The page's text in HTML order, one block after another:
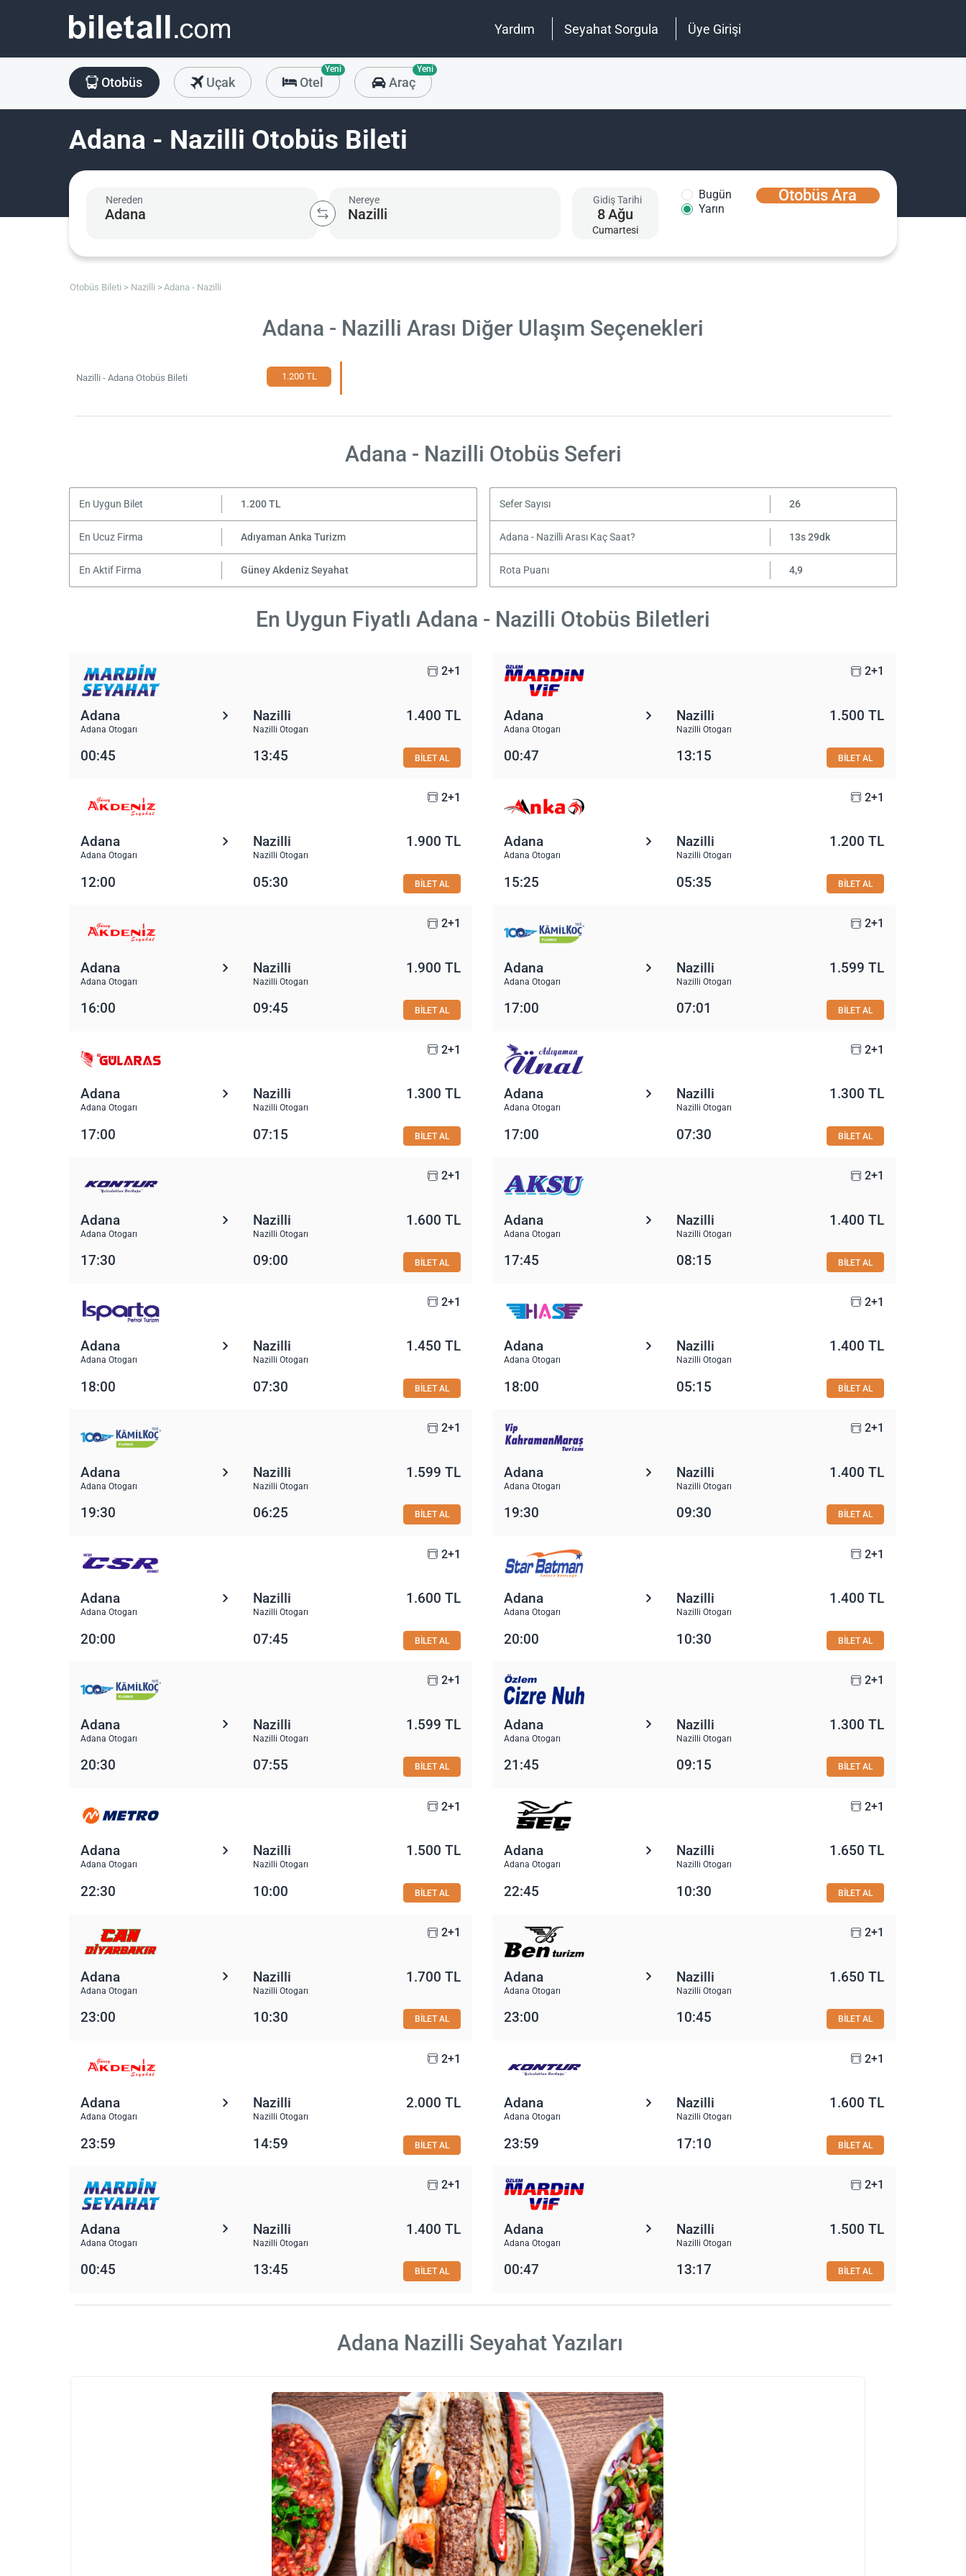
Yardım Seyahat Sorgula Üye Girişi
Otobüs Uçak Otel
Yeni
Araç
Yeni
Adana - Nazilli Otobüs Bileti
Nereden Nereye Gidiş Tarihi
8Ağu
Cumartesi
Bugün
Yarın
Otobüs Ara
Otobüs Bileti Nazilli Adana - Nazilli
Adana - Nazilli Arası Diğer Ulaşım Seçenekleri
Nazilli - Adana Otobüs Bileti 1.200 TL
Adana - Nazilli Otobüs Seferi
En Uygun Bilet 1.200 TL Sefer Sayısı 26
En Ucuz Firma Adıyaman Anka Turizm Adana - Nazilli Arası Kaç Saat? 13s 29dk
En Aktif Firma Güney Akdeniz Seyahat Rota Puanı 4,9
En Uygun Fiyatlı Adana - Nazilli Otobüs Biletleri
2+1
Adana
Adana Otogarı
Nazilli
Nazilli Otogarı
1.400 TL
00:45 13:45 BİLET AL
2+1
Adana
Adana Otogarı
Nazilli
Nazilli Otogarı
1.500 TL
00:47 13:15 BİLET AL
2+1
Adana
Adana Otogarı
Nazilli
Nazilli Otogarı
1.900 TL
12:00 05:30 BİLET AL
2+1
Adana
Adana Otogarı
Nazilli
Nazilli Otogarı
1.200 TL
15:25 05:35 BİLET AL
2+1
Adana
Adana Otogarı
Nazilli
Nazilli Otogarı
1.900 TL
16:00 09:45 BİLET AL
2+1
Adana
Adana Otogarı
Nazilli
Nazilli Otogarı
1.599 TL
17:00 07:01 BİLET AL
2+1
Adana
Adana Otogarı
Nazilli
Nazilli Otogarı
1.300 TL
17:00 07:15 BİLET AL
2+1
Adana
Adana Otogarı
Nazilli
Nazilli Otogarı
1.300 TL
17:00 07:30 BİLET AL
2+1
Adana
Adana Otogarı
Nazilli
Nazilli Otogarı
1.600 TL
17:30 09:00 BİLET AL
2+1
Adana
Adana Otogarı
Nazilli
Nazilli Otogarı
1.400 TL
17:45 08:15 BİLET AL
2+1
Adana
Adana Otogarı
Nazilli
Nazilli Otogarı
1.450 TL
18:00 07:30 BİLET AL
2+1
Adana
Adana Otogarı
Nazilli
Nazilli Otogarı
1.400 TL
18:00 05:15 BİLET AL
2+1
Adana
Adana Otogarı
Nazilli
Nazilli Otogarı
1.599 TL
19:30 06:25 BİLET AL
2+1
Adana
Adana Otogarı
Nazilli
Nazilli Otogarı
1.400 TL
19:30 09:30 BİLET AL
2+1
Adana
Adana Otogarı
Nazilli
Nazilli Otogarı
1.600 TL
20:00 07:45 BİLET AL
2+1
Adana
Adana Otogarı
Nazilli
Nazilli Otogarı
1.400 TL
20:00 10:30 BİLET AL
2+1
Adana
Adana Otogarı
Nazilli
Nazilli Otogarı
1.599 TL
20:30 07:55 BİLET AL
2+1
Adana
Adana Otogarı
Nazilli
Nazilli Otogarı
1.300 TL
21:45 09:15 BİLET AL
2+1
Adana
Adana Otogarı
Nazilli
Nazilli Otogarı
1.500 TL
22:30 10:00 BİLET AL
2+1
Adana
Adana Otogarı
Nazilli
Nazilli Otogarı
1.650 TL
22:45 10:30 BİLET AL
2+1
Adana
Adana Otogarı
Nazilli
Nazilli Otogarı
1.700 TL
23:00 10:30 BİLET AL
2+1
Adana
Adana Otogarı
Nazilli
Nazilli Otogarı
1.650 TL
23:00 10:45 BİLET AL
2+1
Adana
Adana Otogarı
Nazilli
Nazilli Otogarı
2.000 TL
23:59 14:59 BİLET AL
2+1
Adana
Adana Otogarı
Nazilli
Nazilli Otogarı
1.600 TL
23:59 17:10 BİLET AL
2+1
Adana
Adana Otogarı
Nazilli
Nazilli Otogarı
1.400 TL
00:45 13:45 BİLET AL
2+1
Adana
Adana Otogarı
Nazilli
Nazilli Otogarı
1.500 TL
00:47 13:17 BİLET AL
Adana Nazilli Seyahat Yazıları